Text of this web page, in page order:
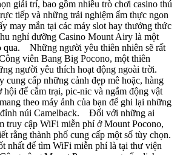
giải trí, bao gồm nhiều trò chơi casino thú
tiếp và những trải nghiệm ẩm thực ngon
may mắn tại các máy slot hay thưởng thức
nghỉ dưỡng Casino Mount Airy là một
qua. Những người yêu thiên nhiên sẽ rất
viên Bang Big Pocono, một thiên
người yêu thích hoạt động ngoài trời.
cung cấp những cảnh đẹp mê hoặc, hàng
hội để cắm trại, pic-nic và ngắm động vật
theo máy ảnh của bạn để ghi lại những
đỉnh núi Camelback. Đối với những ai
truy cập WiFi miễn phí ở Mount Pocono,
rằng thành phố cung cấp một số tùy chọn.
nhất để tìm WiFi miễn phí là tại thư viện